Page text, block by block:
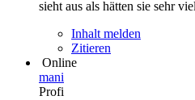
sieht aus als hätten sie sehr
Inhalt melden
Zitieren
Online
mani
Profi